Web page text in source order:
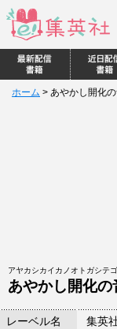
ホーム > あやかし開化
アヤカシカイカノオトガシテ
あやかし開化
レーベル名
集英